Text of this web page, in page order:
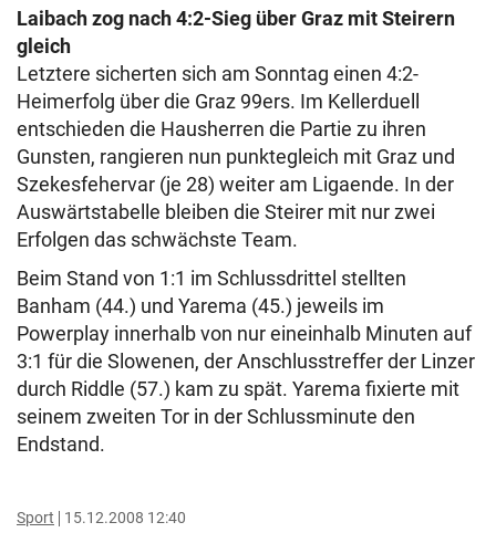
Laibach zog nach 4:2-Sieg über Graz mit Steirern
gleich
Letztere sicherten sich am Sonntag einen 4:2-
Heimerfolg über die Graz 99ers. Im Kellerduell
entschieden die Hausherren die Partie zu ihren
Gunsten, rangieren nun punktegleich mit Graz und
Szekesfehervar (je 28) weiter am Ligaende. In der
Auswärtstabelle bleiben die Steirer mit nur zwei
Erfolgen das schwächste Team.
Beim Stand von 1:1 im Schlussdrittel stellten
Banham (44.) und Yarema (45.) jeweils im
Powerplay innerhalb von nur eineinhalb Minuten auf
3:1 für die Slowenen, der Anschlusstreffer der Linzer
durch Riddle (57.) kam zu spät. Yarema fixierte mit
seinem zweiten Tor in der Schlussminute den
Endstand.
Sport 15.12.2008 12:40